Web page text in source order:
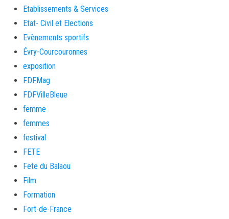
Etablissements & Services
Etat- Civil et Elections
Evènements sportifs
Évry-Courcouronnes
exposition
FDFMag
FDFVilleBleue
femme
femmes
festival
FETE
Fete du Balaou
Film
Formation
Fort-de-France